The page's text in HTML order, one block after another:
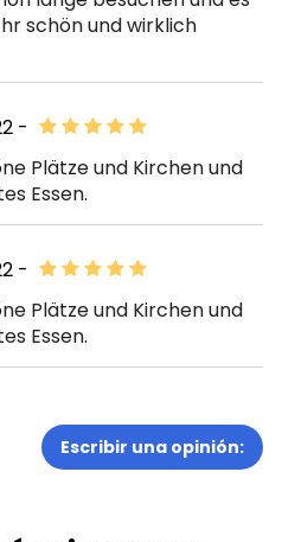
schön und wirklich
-
Plätze und Kirchen und
Essen.
-
Plätze und Kirchen und
Essen.
Escribir una opinión: